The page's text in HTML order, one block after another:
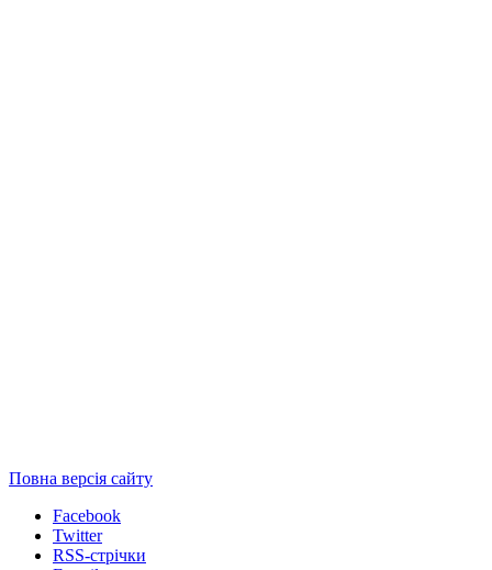
Повна версія сайту
Facebook
Twitter
RSS-стрічки